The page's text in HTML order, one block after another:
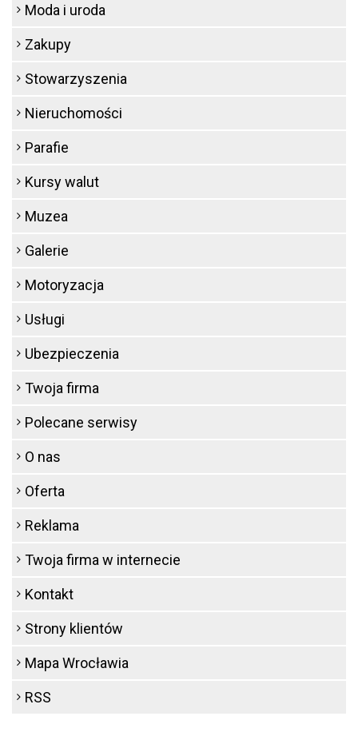
Moda i uroda
Zakupy
Stowarzyszenia
Nieruchomości
Parafie
Kursy walut
Muzea
Galerie
Motoryzacja
Usługi
Ubezpieczenia
Twoja firma
Polecane serwisy
O nas
Oferta
Reklama
Twoja firma w internecie
Kontakt
Strony klientów
Mapa Wrocławia
RSS